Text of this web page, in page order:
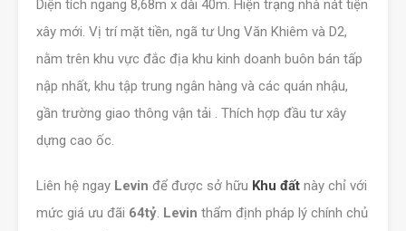
Diện tích ngang 8,68m x dài 40m. Hiện trạng nhà nát tiện
xây mới. Vị trí mặt tiền, ngã tư Ung Văn Khiêm và D2,
nằm trên khu vực đắc địa khu kinh doanh buôn bán tấp
nập nhất, khu tập trung ngân hàng và các quán nhậu,
gần trường giao thông vận tải . Thích hợp đầu tư xây
dựng cao ốc.
Liên hệ ngay Levin để được sở hữu Khu đất này chỉ với
mức giá ưu đãi 64tỷ. Levin thẩm định pháp lý chính chủ